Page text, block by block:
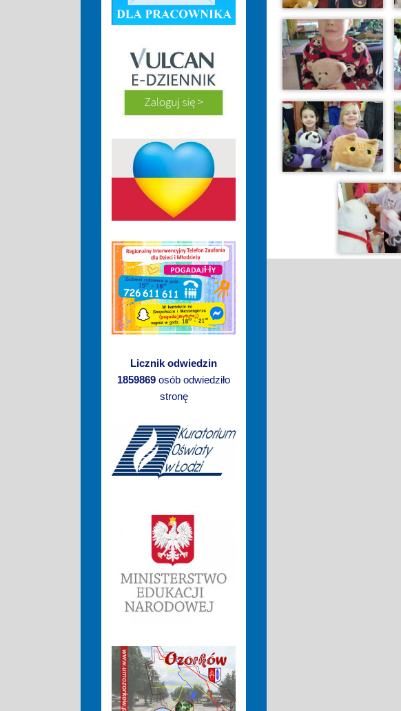
Licznik odwiedzin
1859869 osób odwiedziło
stronę